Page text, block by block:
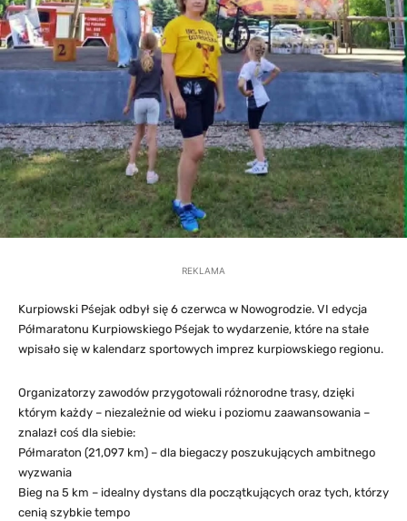
REKLAMA
Kurpiowski Pśejak odbył się 6 czerwca w Nowogrodzie. VI edycja
Półmaratonu Kurpiowskiego Pśejak to wydarzenie, które na stałe
wpisało się w kalendarz sportowych imprez kurpiowskiego regionu.
Organizatorzy zawodów przygotowali różnorodne trasy, dzięki
którym każdy – niezależnie od wieku i poziomu zaawansowania –
znalazł coś dla siebie:
Półmaraton (21,097 km) – dla biegaczy poszukujących ambitnego
wyzwania
Bieg na 5 km – idealny dystans dla początkujących oraz tych, którzy
cenią szybkie tempo